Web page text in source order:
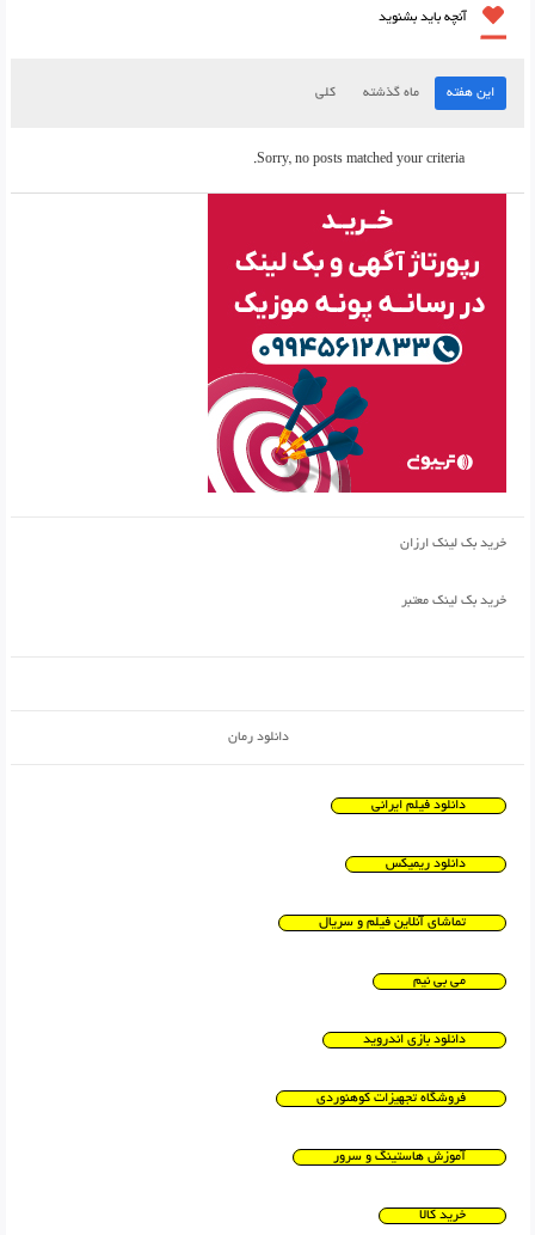
آنچه باید بشنوید
این هفته ماه گذشته کلی
Sorry, no posts matched your criteria.
خرید بک لینک ارزان
خرید بک لینک معتبر
دانلود رمان
دانلود فیلم ایرانی
دانلود ریمیکس
تماشای آنلاین فیلم و سریال
می بی نیم
دانلود بازی اندروید
فروشگاه تجهیزات کوهنوردی
آموزش هاستینگ و سرور
خرید کالا